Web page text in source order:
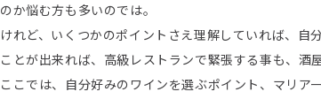
のか悩む方も多いのでは。
けれど、いくつかのポイントさえ理解していれば、
ことが出来れば、高級レストランで緊張する事も、酒
ここでは、自分好みのワインを選ぶポイント、マリア